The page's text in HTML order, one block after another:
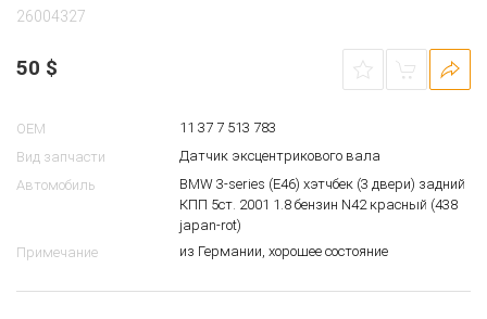
26004327
50 $
OEM
11 37 7 513 783
Вид запчасти
Датчик эксцентрикового вала
Автомобиль
BMW 3-series (E46) хэтчбек (3 двери) задний
КПП 5ст. 2001 1.8 бензин N42 красный (438
japan-rot)
Примечание
из Германии, хорошее состояние